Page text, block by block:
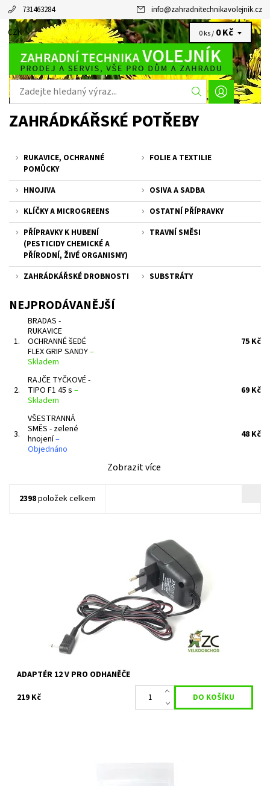
731463284 info@zahradnitechnikavolejnik.cz
CZK 0 ks / 0 Kč
ZAHRÁDKÁŘSKÉ POTŘEBY
RUKAVICE, OCHRANNÉ
POMŮCKY
FOLIE A TEXTILIE
HNOJIVA
OSIVA A SADBA
KLÍČKY A MICROGREENS
OSTATNÍ PŘÍPRAVKY
PŘÍPRAVKY K HUBENÍ
(PESTICIDY CHEMICKÉ A
PŘÍRODNÍ, ŽIVÉ ORGANISMY)
TRAVNÍ SMĚSI
ZAHRÁDKÁŘSKÉ DROBNOSTI SUBSTRÁTY
NEJPRODÁVANĚJŠÍ
1.
BRADAS -
RUKAVICE
OCHRANNÉ šEDÉ
FLEX GRIP SANDY–
Skladem
75 Kč
2.
RAJČE TYČKOVÉ -
TIPO F1 45 s –
Skladem
69 Kč
3.
VŠESTRANNÁ
SMĚS - zelené
hnojení–
Objednáno
48 Kč
Zobrazit více
2398položek celkem
Síťový napáječ (příkon 2 W) se stabilizovaným výstupním napětím
12 V do akustických a ultrazvukových odhaněčů
2 roky
ADAPTÉR 12 V PRO ODHANĚČE
219 Kč